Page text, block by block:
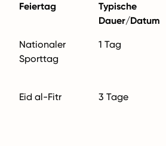
Feiertag
Typische
Dauer/Datum
Nationaler
Sporttag
1 Tag
Eid al-Fitr 3 Tage